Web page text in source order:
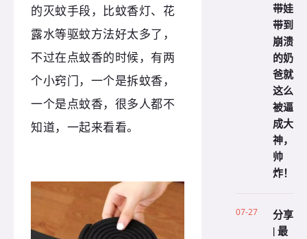
的灭蚊手段，比蚊香灯、花
露水等驱蚊方法好太多了，
不过在点蚊香的时候，有两
个小窍门，一个是拆蚊香，
一个是点蚊香，很多人都不
知道，一起来看看。
带娃
带到
崩溃
的奶
爸就
这么
被逼
成大
神，
帅
炸！
07-27
分享
| 最